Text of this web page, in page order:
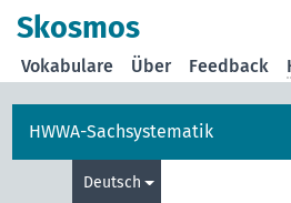
Skosmos
Vokabulare Über Feedback
HWWA-Sachsystematik
Deutsch